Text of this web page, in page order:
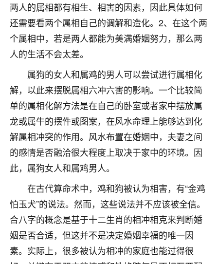
两人的属相都有相生、相害的因素，因此具体如何
还需要看两个属相自己的调解和造化。2、在这个两
个属相中，若是两人都能为美满婚姻努力，那么两
人的生活不会太差。
属狗的女人和属鸡的男人可以尝试进行属相化
解，以此来摆脱属相六冲六害的影响。一个比较简
单的属相化解方法是在自己的卧室或者家中摆放属
龙或属牛的摆件或图案，在风水命理上能够达到化
解属相冲突的作用。风水布置在婚姻中，夫妻之间
的感情是否融洽很大程度上取决于家中的环境。因
此，属狗女人和属鸡男人。
在古代算命术中，鸡和狗被认为相害，有“金鸡
怕玉犬”的说法。然而，这些说法并不应该被全信。
合八字的概念是基于十二生肖的相冲相克来判断婚
姻是否合适，但这并不是决定婚姻幸福的唯一因
素。实际上，很多被认为相冲的家庭也能过得很
鹿森：恭喜升职加薪！！，请客吗？�
32
心心相印
我身体不太好，总是病病殃殃的，去检查又没什么大
问题，反正就是不舒服。中医西医看遍了，找不到问
题，后来无意中看到有人推荐慧来老师，跟老师聊过
之后，心情豁然开朗，也听老师建议，处理了一些因
果问题。今年以来，身体比以前好多，主要是心情好
了，老师说境随心转，现在深有体会了。
鹿森：是的，其实跟老师聊过之后，最大的感
触，首先就是心态会变好，万般皆是命，半点
不由人！
1天前 来自四川 9
金白水清
我也想找老师看看，有没有人给个联系方式的啊？
鹿森：慧来老师微信：gjsy0624